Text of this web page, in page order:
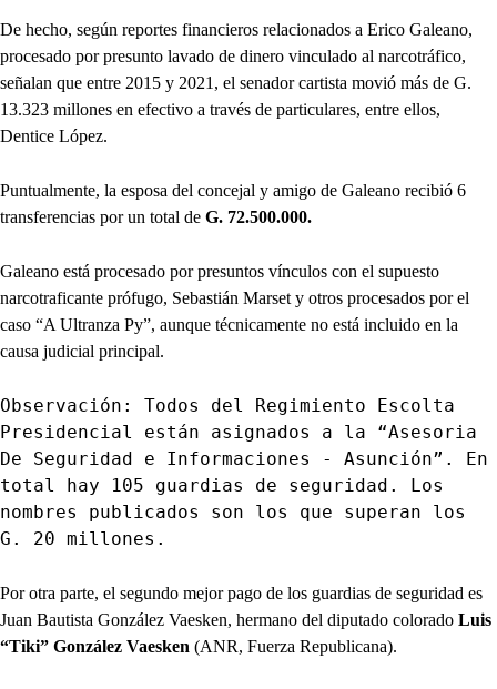
De hecho, según reportes financieros relacionados a Erico Galeano,
procesado por presunto lavado de dinero vinculado al narcotráfico,
señalan que entre 2015 y 2021, el senador cartista movió más de G.
13.323 millones en efectivo a través de particulares, entre ellos,
Dentice López.
Puntualmente, la esposa del concejal y amigo de Galeano recibió 6
transferencias por un total de G. 72.500.000.
Galeano está procesado por presuntos vínculos con el supuesto
narcotraficante prófugo, Sebastián Marset y otros procesados por el
caso “A Ultranza Py”, aunque técnicamente no está incluido en la
causa judicial principal.
Observación: Todos del Regimiento Escolta
Presidencial están asignados a la “Asesoria
De Seguridad e Informaciones - Asunción”. En
total hay 105 guardias de seguridad. Los
nombres publicados son los que superan los
G. 20 millones.
Por otra parte, el segundo mejor pago de los guardias de seguridad es
Juan Bautista González Vaesken, hermano del diputado colorado Luis
“Tiki” González Vaesken (ANR, Fuerza Republicana).